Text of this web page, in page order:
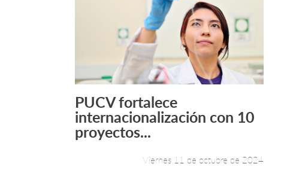
Leer más +
PUCV fortalece
internacionalización con 10
proyectos...
Viernes 11 de octubre de 2024